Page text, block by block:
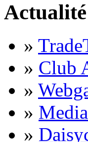
»
» Club
»
»
»